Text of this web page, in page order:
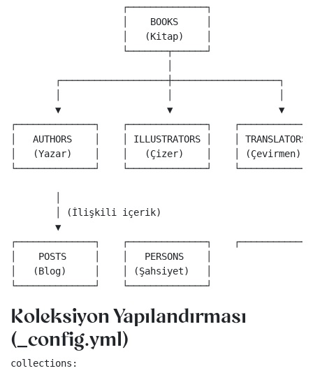
                    ┌──────────────┐
                    │    BOOKS     │
                    │   (Kitap)    │
                    └───────┬──────┘
        ┌───────────────────┼───────────────────┐
        ▼                   ▼                   ▼
┌──────────────┐    ┌──────────────┐
│   AUTHORS    │    │ ILLUSTRATORS │    │
│   (Yazar)    │    │   (Çizer)    │    │ (Çevirmen)
└──────────────┘    └──────────────┘
        │ (İlişkili içerik)
        ▼
┌──────────────┐    ┌──────────────┐
│    POSTS     │    │   PERSONS    │
│   (Blog)     │    │ (Şahsiyet)   │
Koleksiyon Yapılandırması
(_config.yml)
collections :